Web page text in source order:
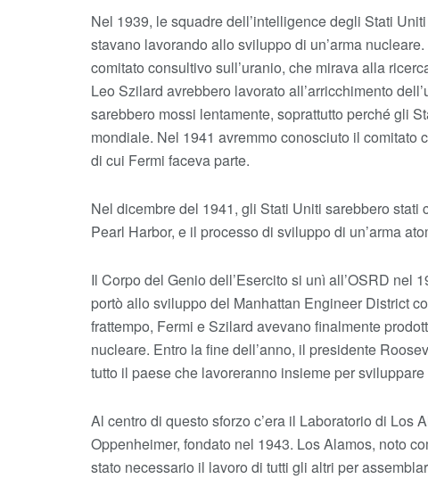
Nel 1939, le squadre dell’intelligence degli Stati
stavano lavorando allo sviluppo di un’arma
comitato consultivo sull’uranio, che mirava alla
Leo Szilard avrebbero lavorato all’arricchimento
sarebbero mossi lentamente, soprattutto perché gli
mondiale. Nel 1941 avremmo conosciuto il
di cui Fermi faceva parte.
Nel dicembre del 1941, gli Stati Uniti sarebbero stati
Pearl Harbor, e il processo di sviluppo di un’arma
Il Corpo del Genio dell’Esercito si unì all’OSRD nel
portò allo sviluppo del Manhattan Engineer District
frattempo, Fermi e Szilard avevano finalmente
nucleare. Entro la fine dell’anno, il presidente
tutto il paese che lavoreranno insieme per
Al centro di questo sforzo c’era il Laboratorio di Los
Oppenheimer, fondato nel 1943. Los Alamos, noto
stato necessario il lavoro di tutti gli altri per